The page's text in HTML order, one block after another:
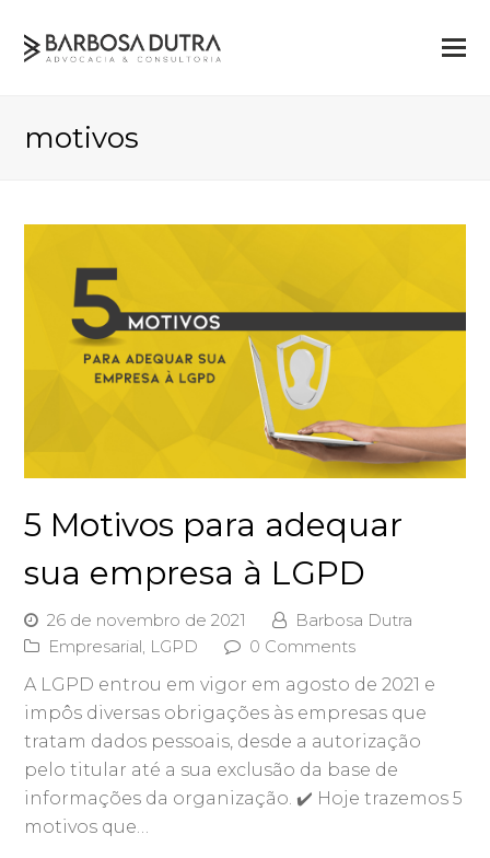
motivos
5 Motivos para adequar
sua empresa à LGPD
26 de novembro de 2021
Barbosa Dutra
Empresarial, LGPD 0 Comments
A LGPD entrou em vigor em agosto de 2021 e
impôs diversas obrigações às empresas que
tratam dados pessoais, desde a autorização
pelo titular até a sua exclusão da base de
informações da organização. ✔️ Hoje trazemos 5
motivos que…